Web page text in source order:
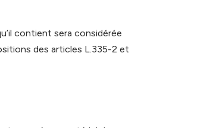
contient sera considérée
des articles L.335-2 et